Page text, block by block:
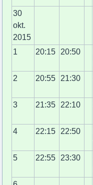
30
okt.
2015
1
20:15 20:50
2 20:55 21:30
3 21:35 22:10
4 22:15 22:50
5 22:55 23:30